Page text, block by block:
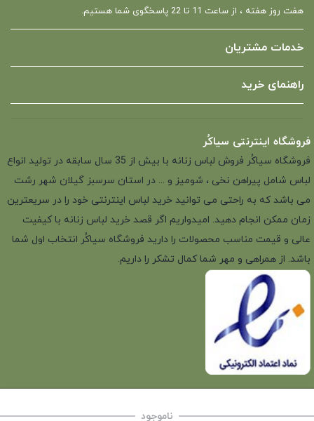
ناموجود
هفت روز هفته ، از ساعت 11 تا 22 پاسخگوی شما هستیم.
خدمات مشتریان
راهنمای خرید
فروشگاه اینترنتی سیاکُر
فروشگاه سیاکُر فروش لباس زنانه با بیش از 35 سال سابقه در تولید انواع
لباس شامل پیراهن نخی ، شومیز و ... در استان سرسبز گیلان شهر رشت
می باشد که به راحتی می توانید خرید لباس اینترنتی خود را در سریعترین
زمان ممکن انجام دهید. امیدواریم اگر قصد خرید لباس زنانه با کیفیت
عالی و قیمت مناسب محصولات را دارید فروشگاه سیاکُر انتخاب اول شما
باشد. از همراهی و مهر شما کمال تشکر را داریم.